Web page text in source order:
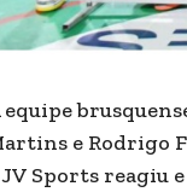
equipe
e Rodrigo
JV Sports reagiu